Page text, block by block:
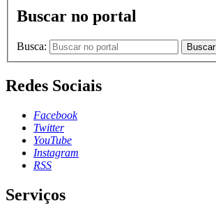
Buscar no portal
Busca: Buscar
Redes Sociais
Facebook
Twitter
YouTube
Instagram
RSS
Serviços